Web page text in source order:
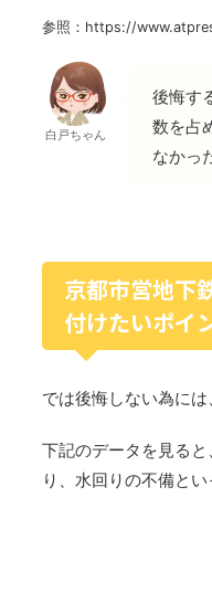
参照：https://
白戸ちゃん
後悔す
数を占
なかっ
京都市営地下
付けたいポイ
では後悔しない為に
下記のデータを見る
り、水回りの不備とい